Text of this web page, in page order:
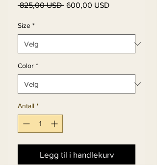
825,00 USD Vanlig
600,00 USDSalgspris
Size *
Color *
Antall *
Legg til i handlekurv